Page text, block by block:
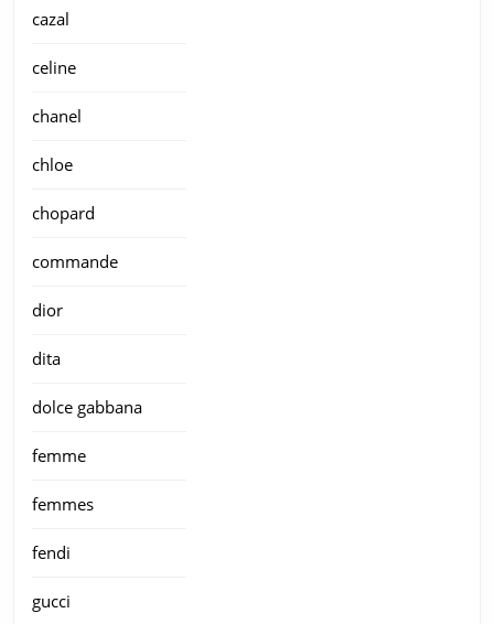
cazal
celine
chanel
chloe
chopard
commande
dior
dita
dolce gabbana
femme
femmes
fendi
gucci